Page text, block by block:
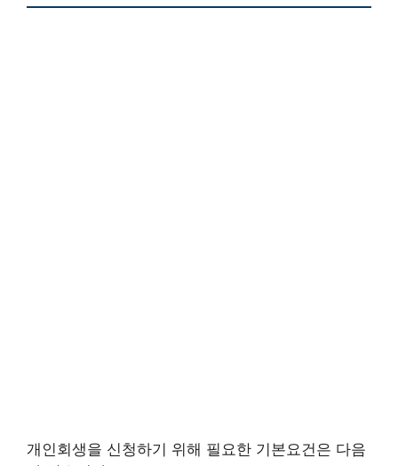
개인회생을 신청하기 위해 필요한 기본요건은 다음